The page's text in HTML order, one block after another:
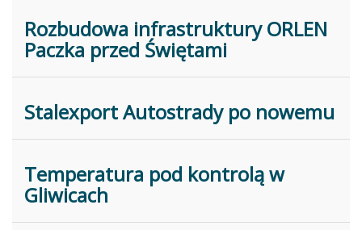
Rozbudowa infrastruktury ORLEN
Paczka przed Świętami
Stalexport Autostrady po nowemu
Temperatura pod kontrolą w
Gliwicach